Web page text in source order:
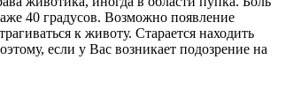
40 градусов. Возможно появление
к животу. Старается находить
если у Вас возникает подозрение на